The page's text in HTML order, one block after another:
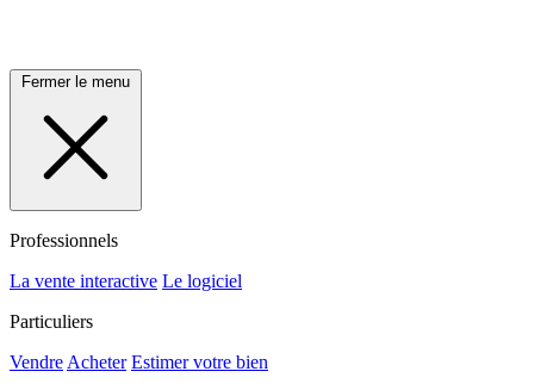
Fermer le menu
Professionnels
La vente interactive Le logiciel
Particuliers
Vendre Acheter Estimer votre bien